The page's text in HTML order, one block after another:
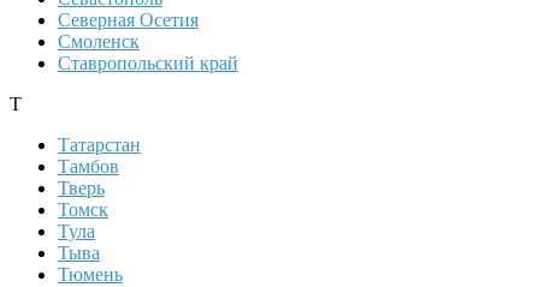
Северная Осетия
Смоленск
Ставропольский край
Т
Татарстан
Тамбов
Тверь
Томск
Тула
Тыва
Тюмень